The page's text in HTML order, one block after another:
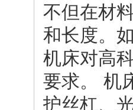
不但在材
和长度。
机床对高
要求。 机
护丝杠、